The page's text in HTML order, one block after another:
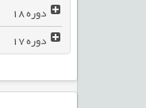
دوره
دوره